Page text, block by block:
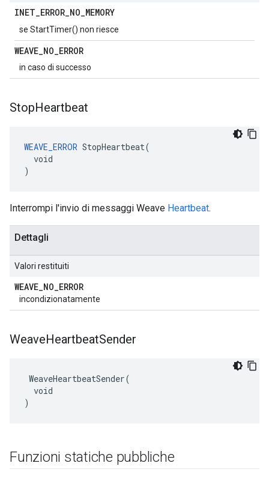
INET_ERROR_NO_MEMORY
se StartTimer() non riesce
WEAVE_NO_ERROR
in caso di successo
StopHeartbeat
WEAVE_ERROR StopHeartbeat(
  void
)
Interrompi l'invio di messaggi Weave Heartbeat.
Dettagli
Valori restituiti
WEAVE_NO_ERROR
incondizionatamente
WeaveHeartbeatSender
WeaveHeartbeatSender(
  void
)
Funzioni statiche pubbliche